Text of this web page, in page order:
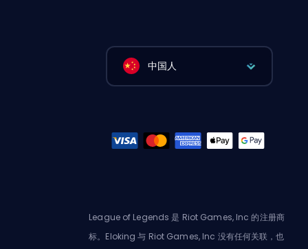
中国人
League of Legends 是 Riot Games, Inc 的注册商
标。Eloking 与 Riot Games, Inc 没有任何关联，也